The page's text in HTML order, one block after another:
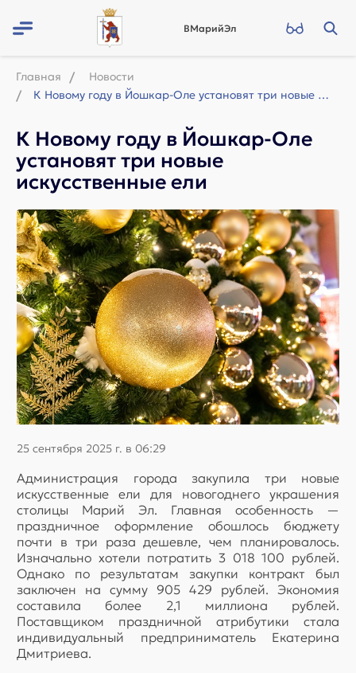
ВМарийЭл
Главная
Новости
К Новому году в Йошкар-Оле установят три новые искусственные ели
К Новому году в Йошкар-Оле
установят три новые
искусственные ели
25 сентября 2025 г. в 06:29
Администрация города закупила три новые
искусственные ели для новогоднего украшения
столицы Марий Эл. Главная особенность —
праздничное оформление обошлось бюджету
почти в три раза дешевле, чем планировалось.
Изначально хотели потратить 3 018 100 рублей.
Однако по результатам закупки контракт был
заключен на сумму 905 429 рублей. Экономия
составила более 2,1 миллиона рублей.
Поставщиком праздничной атрибутики стала
индивидуальный предприниматель Екатерина
Дмитриева.